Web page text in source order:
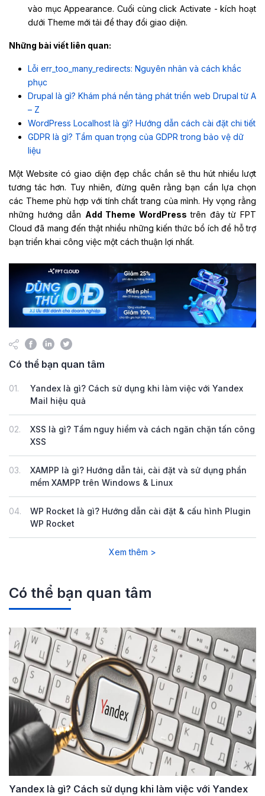
vào mục Appearance. Cuối cùng click Activate - kích hoạt
dưới Theme mới tải để thay đổi giao diện.
Những bài viết liên quan:
Lỗi err_too_many_redirects: Nguyên nhân và cách khắc
phục
Drupal là gì? Khám phá nền tảng phát triển web Drupal từ A
– Z
WordPress Localhost là gì? Hướng dẫn cách cài đặt chi tiết
GDPR là gì? Tầm quan trọng của GDPR trong bảo vệ dữ
liệu
Một Website có giao diện đẹp chắc chắn sẽ thu hút nhiều lượt
tương tác hơn. Tuy nhiên, đừng quên rằng bạn cần lựa chọn
các Theme phù hợp với tính chất trang của mình. Hy vọng rằng
những hướng dẫn Add Theme WordPress trên đây từ FPT
Cloud đã mang đến thật nhiều những kiến thức bổ ích để hỗ trợ
bạn triển khai công việc một cách thuận lợi nhất.
Có thể bạn quan tâm
01.
Yandex là gì? Cách sử dụng khi làm việc với Yandex
Mail hiệu quả
02.
XSS là gì? Tầm nguy hiểm và cách ngăn chặn tấn công
XSS
03.
XAMPP là gì? Hướng dẫn tải, cài đặt và sử dụng phần
mềm XAMPP trên Windows & Linux
04.
WP Rocket là gì? Hướng dẫn cài đặt & cấu hình Plugin
WP Rocket
Xem thêm >
Có thể bạn quan tâm
Yandex là gì? Cách sử dụng khi làm việc với Yandex